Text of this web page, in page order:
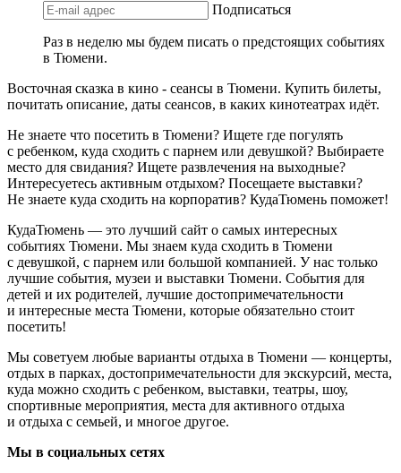
Подписаться
Раз в неделю мы будем писать о предстоящих событиях
в Тюмени.
Восточная сказка в кино - сеансы в Тюмени. Купить билеты,
почитать описание, даты сеансов, в каких кинотеатрах идёт.
Не знаете что посетить в Тюмени? Ищете где погулять
с ребенком, куда сходить с парнем или девушкой? Выбираете
место для свидания? Ищете развлечения на выходные?
Интересуетесь активным отдыхом? Посещаете выставки?
Не знаете куда сходить на корпоратив? КудаТюмень поможет!
КудаТюмень — это лучший сайт о самых интересных
событиях Тюмени. Мы знаем куда сходить в Тюмени
с девушкой, с парнем или большой компанией. У нас только
лучшие события, музеи и выставки Тюмени. События для
детей и их родителей, лучшие достопримечательности
и интересные места Тюмени, которые обязательно стоит
посетить!
Мы советуем любые варианты отдыха в Тюмени — концерты,
отдых в парках, достопримечательности для экскурсий, места,
куда можно сходить с ребенком, выставки, театры, шоу,
спортивные мероприятия, места для активного отдыха
и отдыха с семьей, и многое другое.
Мы в социальных сетях